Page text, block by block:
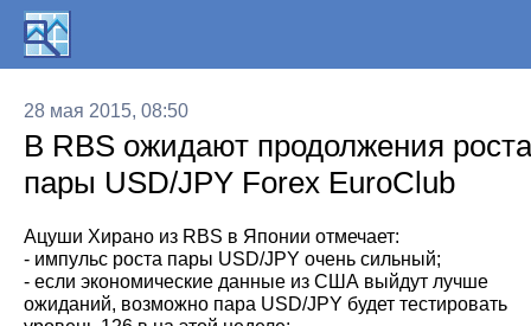
28 мая 2015, 08:50
В RBS ожидают продолжения роста
пары USD/JPY Forex EuroClub
Ацуши Хирано из RBS в Японии отмечает:
- импульс роста пары USD/JPY очень сильный;
- если экономические данные из США выйдут лучше
ожиданий, возможно пара USD/JPY будет тестировать